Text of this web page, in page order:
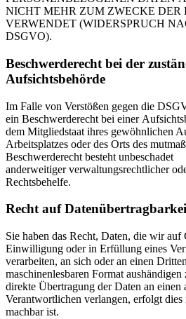
NICHT MEHR ZUM ZWECKE DER
VERWENDET (WIDERSPRUCH
DSGVO).
Beschwerderecht bei der
Aufsichtsbehörde
Im Falle von Verstößen gegen die
ein Beschwerderecht bei einer
dem Mitgliedstaat ihres gewöhnlichen
Arbeitsplatzes oder des Orts des
Beschwerderecht besteht unbeschadet
anderweitiger verwaltungsrechtlicher
Rechtsbehelfe.
Recht auf
Sie haben das Recht, Daten, die wir auf
Einwilligung oder in Erfüllung eines
verarbeiten, an sich oder an einen
maschinenlesbaren Format
direkte Übertragung der Daten an einen
Verantwortlichen verlangen, erfolgt dies
machbar ist.